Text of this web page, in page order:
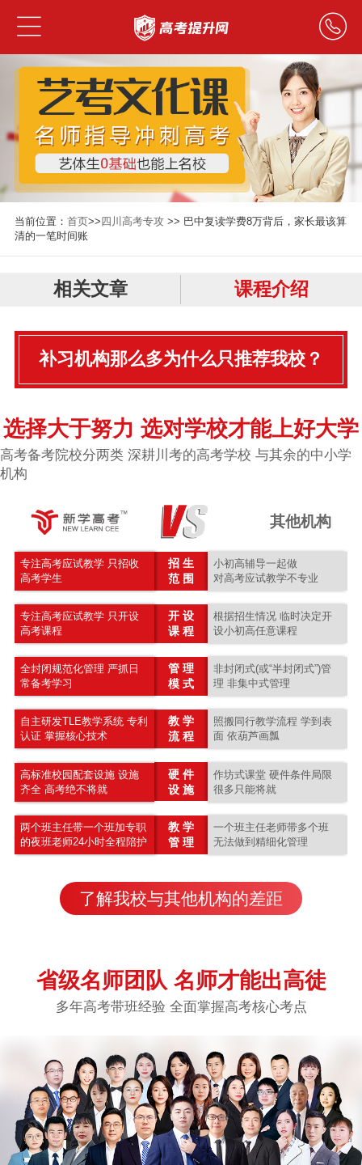
当前位置： 首页>>四川高考专攻>> 巴中复读学费8万背后，家长最该算
清的一笔时间账
相关文章 课程介绍
补习机构那么多为什么只推荐我校？
选择大于努力 选对学校才能上好大学
高考备考院校分两类 深耕川考的高考学校 与其余的中小学
机构
其他机构
专注高考应试教学 只招收
高考学生
招 生
范 围
小初高辅导一起做
对高考应试教学不专业
专注高考应试教学 只开设
高考课程
开 设
课 程
根据招生情况 临时决定开
设小初高任意课程
全封闭规范化管理 严抓日
常备考学习
管 理
模 式
非封闭式(或“半封闭式”)管
理 非集中式管理
自主研发TLE教学系统 专利
认证 掌握核心技术
教 学
流 程
照搬同行教学流程 学到表
面 依葫芦画瓢
高标准校园配套设施 设施
齐全 高考绝不将就
硬 件
设 施
作坊式课堂 硬件条件局限
很多只能将就
两个班主任带一个班加专职
的夜班老师24小时全程陪护
教 学
管 理
一个班主任老师带多个班
无法做到精细化管理
了解我校与其他机构的差距
省级名师团队 名师才能出高徒
多年高考带班经验 全面掌握高考核心考点